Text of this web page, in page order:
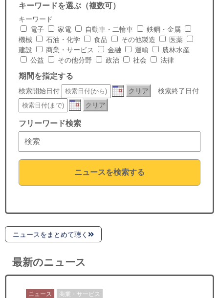
日本人にPR
コンサルティング
リサーチ
セミナー
経済ニュース
労務顧問
ＩＴ
キーワードを選ぶ（複数可）
キーワード
電子
家電 自動車・二輪車
鉄鋼・金属
機械
石油・化学 食品 その他製造
医薬
建設
商業・サービス 金融 運輸
農林水産
公益
その他分野 政治 社会 法律
期間を指定する
検索開始日付 クリア
検索終了日付
クリア
フリーワード検索
ニュースを検索する
ニュースをまとめて聴く
最新のニュース
ニュース 商業・サービス